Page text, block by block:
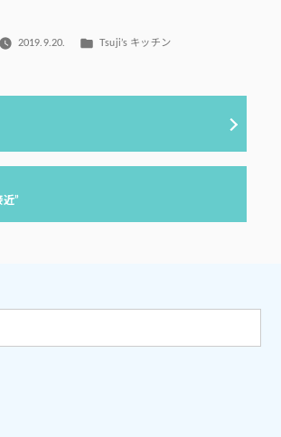
2019.9.20.
カ
リ
Tsuji’s キッチン
近”